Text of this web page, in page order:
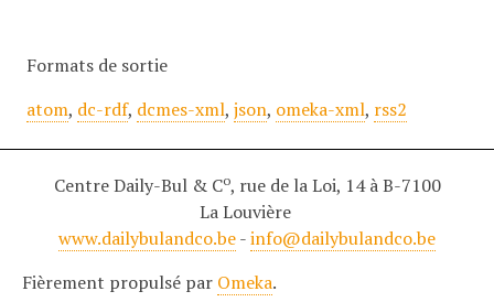
Formats de sortie
atom, dc-rdf, dcmes-xml, json, omeka-xml, rss2
Centre Daily-Bul & Co, rue de la Loi, 14 à B-7100
La Louvière
www.dailybulandco.be-info@dailybulandco.be
Fièrement propulsé par Omeka.